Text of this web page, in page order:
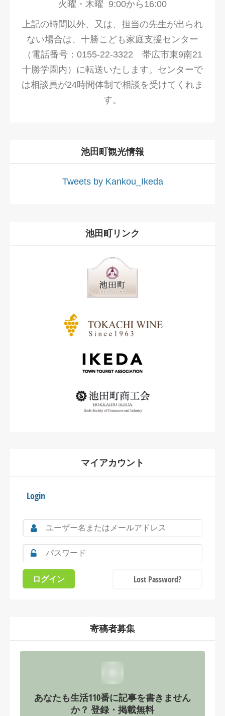
火曜・木曜 9:00から16:00
上記の時間以外、又は、担当の先生が出られ
ない場合は、十勝こども家庭支援センター
（電話番号：0155-22-3322 帯広市東9南21
十勝学園内）に転送いたします。センターで
は相談員が24時間体制で相談を受けてくれま
す。
池田町観光情報
Tweets by Kankou_Ikeda
池田町リンク
マイアカウント
Login
Lost Password?
寄稿者募集
あなたも生活110番に記事を書きません
か？ 登録・掲載無料